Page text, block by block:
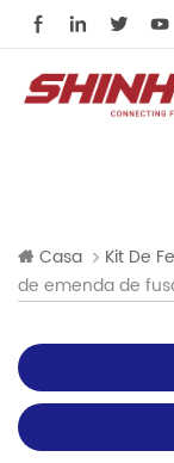
Casa Kit De
de emenda de